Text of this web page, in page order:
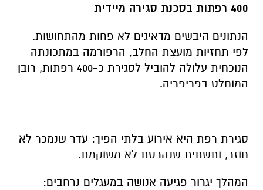
400 רפתות בסכנת סגירה מיידית
הנתונים היבשים מדאיגים לא פחות מהתחושות.
לפי תחזיות מועצת החלב, הרפורמה במתכונתה
הנוכחית עלולה להוביל לסגירת כ-400 רפתות, רובן
המוחלט בפריפריה.
סגירת רפת היא אירוע בלתי הפיך: עדר שנמכר לא
חוזר, ותשתית שנהרסת לא משוקמת.
המהלך יגרור פגיעה אנושה במעגלים נרחבים: